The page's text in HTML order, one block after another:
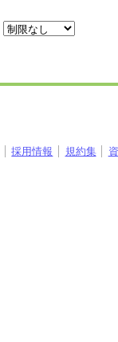
採用情報 規約集